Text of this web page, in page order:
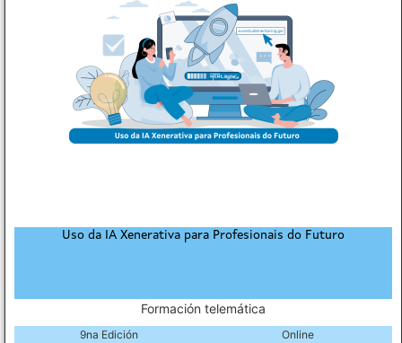
Uso da IA Xenerativa para Profesionais do Futuro
Formación telemática
9na Edición Online